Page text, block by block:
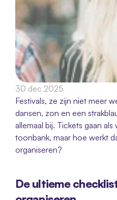
30 dec 2025
Festivals, ze zijn niet meer
dansen, zon en een
allemaal bij. Tickets gaan
toonbank, maar hoe werkt
organiseren?
De ultieme